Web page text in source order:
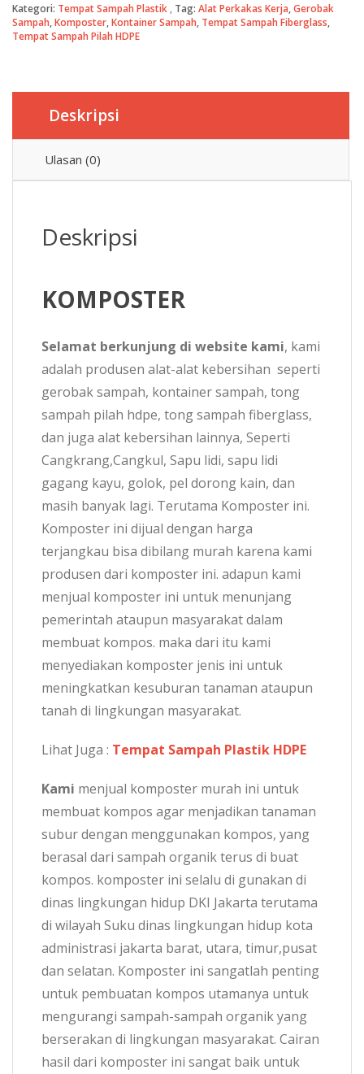
Kategori: Tempat Sampah Plastik Tag: Alat Perkakas Kerja,Gerobak
Sampah,Komposter,Kontainer Sampah, Tempat Sampah Fiberglass,
Tempat Sampah Pilah HDPE
Deskripsi
Ulasan (0)
Deskripsi
KOMPOSTER
Selamat berkunjung di website kami, kami
adalah produsen alat-alat kebersihan seperti
gerobak sampah, kontainer sampah, tong
sampah pilah hdpe, tong sampah fiberglass,
dan juga alat kebersihan lainnya, Seperti
Cangkrang,Cangkul, Sapu lidi, sapu lidi
gagang kayu, golok, pel dorong kain, dan
masih banyak lagi. Terutama Komposter ini.
Komposter ini dijual dengan harga
terjangkau bisa dibilang murah karena kami
produsen dari komposter ini. adapun kami
menjual komposter ini untuk menunjang
pemerintah ataupun masyarakat dalam
membuat kompos. maka dari itu kami
menyediakan komposter jenis ini untuk
meningkatkan kesuburan tanaman ataupun
tanah di lingkungan masyarakat.
Lihat Juga : Tempat Sampah Plastik HDPE
Kami menjual komposter murah ini untuk
membuat kompos agar menjadikan tanaman
subur dengan menggunakan kompos, yang
berasal dari sampah organik terus di buat
kompos. komposter ini selalu di gunakan di
dinas lingkungan hidup DKI Jakarta terutama
di wilayah Suku dinas lingkungan hidup kota
administrasi jakarta barat, utara, timur,pusat
dan selatan. Komposter ini sangatlah penting
untuk pembuatan kompos utamanya untuk
mengurangi sampah-sampah organik yang
berserakan di lingkungan masyarakat. Cairan
hasil dari komposter ini sangat baik untuk